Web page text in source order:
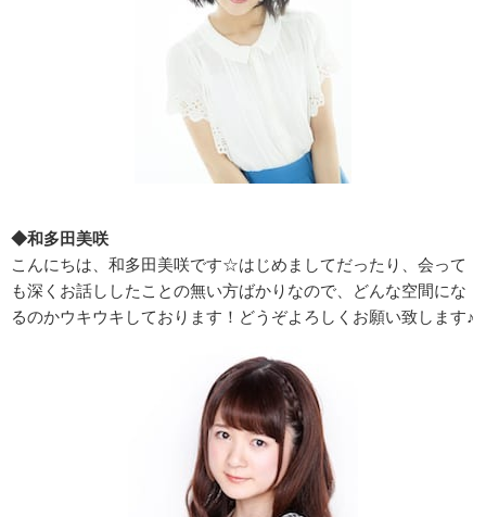
◆和多田美咲
こんにちは、和多田美咲です☆はじめましてだったり、会って
も深くお話ししたことの無い方ばかりなので、どんな空間にな
るのかウキウキしております！どうぞよろしくお願い致します♪